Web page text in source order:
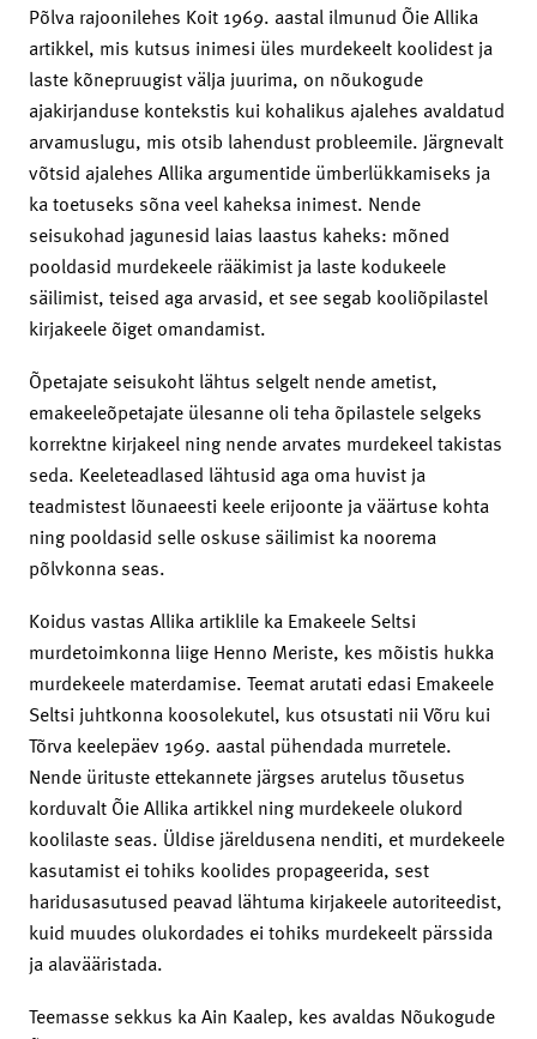
Põlva rajoonilehes Koit 1969. aastal ilmunud Õie Allika
artikkel, mis kutsus inimesi üles murdekeelt koolidest ja
laste kõnepruugist välja juurima, on nõukogude
ajakirjanduse kontekstis kui kohalikus ajalehes avaldatud
arvamuslugu, mis otsib lahendust probleemile. Järgnevalt
võtsid ajalehes Allika argumentide ümberlükkamiseks ja
ka toetuseks sõna veel kaheksa inimest. Nende
seisukohad jagunesid laias laastus kaheks: mõned
pooldasid murdekeele rääkimist ja laste kodukeele
säilimist, teised aga arvasid, et see segab kooliõpilastel
kirjakeele õiget omandamist.
Õpetajate seisukoht lähtus selgelt nende ametist,
emakeeleõpetajate ülesanne oli teha õpilastele selgeks
korrektne kirjakeel ning nende arvates murdekeel takistas
seda. Keeleteadlased lähtusid aga oma huvist ja
teadmistest lõunaeesti keele erijoonte ja väärtuse kohta
ning pooldasid selle oskuse säilimist ka noorema
põlvkonna seas.
Koidus vastas Allika artiklile ka Emakeele Seltsi
murdetoimkonna liige Henno Meriste, kes mõistis hukka
murdekeele materdamise. Teemat arutati edasi Emakeele
Seltsi juhtkonna koosolekutel, kus otsustati nii Võru kui
Tõrva keelepäev 1969. aastal pühendada murretele.
Nende ürituste ettekannete järgses arutelus tõusetus
korduvalt Õie Allika artikkel ning murdekeele olukord
koolilaste seas. Üldise järeldusena nenditi, et murdekeele
kasutamist ei tohiks koolides propageerida, sest
haridusasutused peavad lähtuma kirjakeele autoriteedist,
kuid muudes olukordades ei tohiks murdekeelt pärssida
ja alavääristada.
Teemasse sekkus ka Ain Kaalep, kes avaldas Nõukogude